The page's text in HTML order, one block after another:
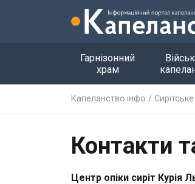
Гарнізонний
храм
Капеланство.інфо /
Контакти
Центр опіки сиріт Курія